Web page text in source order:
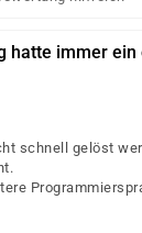
hatte immer
schnell gelöst